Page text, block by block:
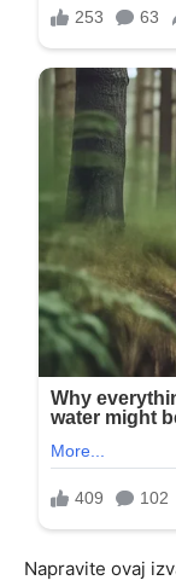
Napravite ovaj